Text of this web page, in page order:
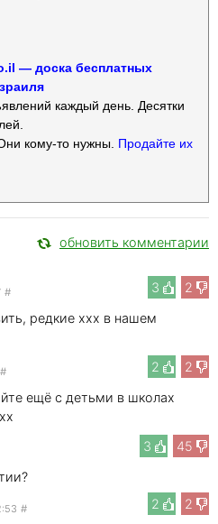
— доска бесплатных
каждый день. Десятки
кому-то нужны. Продайте их
обновить комментарии
3 2
#
редкие xxx в нашем
2
2
#
ещё с детьми в школах
3
45
2
2
#